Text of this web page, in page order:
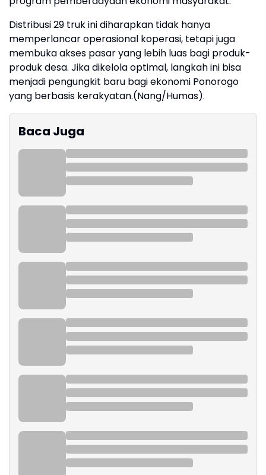
Distribusi 29 truk ini diharapkan tidak hanya
memperlancar operasional koperasi, tetapi juga
membuka akses pasar yang lebih luas bagi produk-
produk desa. Jika dikelola optimal, langkah ini bisa
menjadi pengungkit baru bagi ekonomi Ponorogo
yang berbasis kerakyatan.(Nang/Humas).
Baca Juga